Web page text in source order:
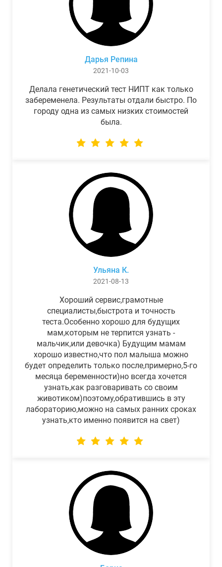
Дарья Репина
2021-10-03
Делала генетический тест НИПТ как только
забеременела. Результаты отдали быстро. По
городу одна из самых низких стоимостей
была.
Ульяна К.
2021-08-13
Хороший сервис,грамотные
специалисты,быстрота и точность
теста.Особенно хорошо для будущих
мам,которым не терпится узнать -
мальчик,или девочка) Будущим мамам
хорошо известно,что пол малыша можно
будет определить только после,примерно,5-го
месяца беременности)но всегда хочется
узнать,как разговаривать со своим
животиком)поэтому,обратившись в эту
лабораторию,можно на самых ранних сроках
узнать,кто именно появится на свет)